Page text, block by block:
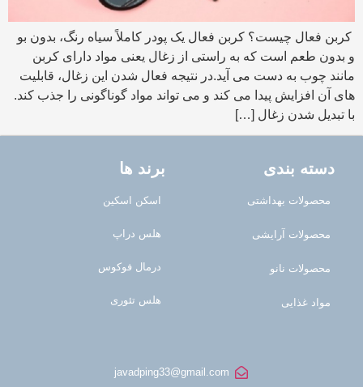
کربن فعال چیست؟ کربن فعال یک پودر کاملاً سیاه رنگ، بدون بو
و بدون طعم است که به راستی از زغال یعنی مواد دارای کربن
مانند چوب به دست می آید.در نتیجه فعال شدن این زغال، قابلیت
های آن افزایش پیدا می کند و می تواند مواد گوناگونی را جذب کند.
با تبدیل شدن زغال […]
دسته بندی
محصولات بهداشتی
محصولات آرایشی
محصولات نانو
مواد غذایی
برند ها
اسکن اسکین
هلس دراپ
درمال فوکوس
هلس تئوری
javadping33@gmail.com